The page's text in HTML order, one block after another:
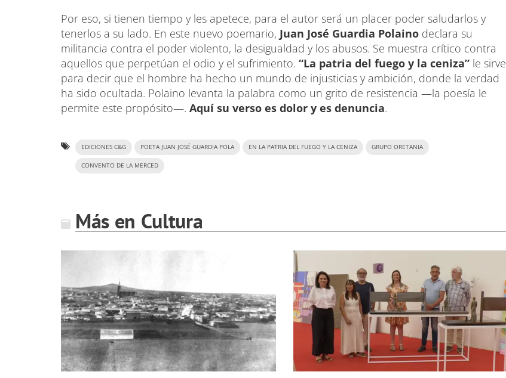
Por eso, si tienen tiempo y les apetece, para el autor será un placer poder saludarlos y
tenerlos a su lado. En este nuevo poemario, Juan José Guardia Polaino declara su
militancia contra el poder violento, la desigualdad y los abusos. Se muestra crítico contra
aquellos que perpetúan el odio y el sufrimiento. “La patria del fuego y la ceniza” le sirve
para decir que el hombre ha hecho un mundo de injusticias y ambición, donde la verdad
ha sido ocultada. Polaino levanta la palabra como un grito de resistencia —la poesía le
permite este propósito—. Aquí su verso es dolor y es denuncia.
EDICIONES C&G POETA JUAN JOSÉ GUARDIA POLA EN LA PATRIA DEL FUEGO Y LA CENIZA GRUPO ORETANIA
CONVENTO DE LA MERCED
Más en Cultura